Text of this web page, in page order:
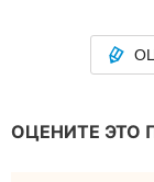
ОЦЕНИТЕ ЭТО